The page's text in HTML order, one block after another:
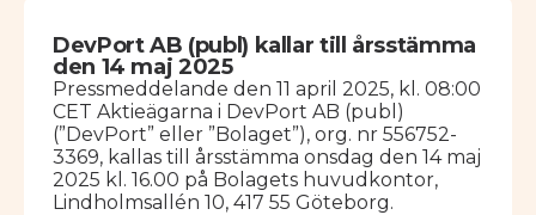
DevPort AB (publ) kallar till årsstämma
den 14 maj 2025
Pressmeddelande den 11 april 2025, kl. 08:00
CET Aktieägarna i DevPort AB (publ)
(”DevPort” eller ”Bolaget”), org. nr 556752-
3369, kallas till årsstämma onsdag den 14 maj
2025 kl. 16.00 på Bolagets huvudkontor,
Lindholmsallén 10, 417 55 Göteborg.